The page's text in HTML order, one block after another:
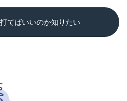
てばいいのか知りたい